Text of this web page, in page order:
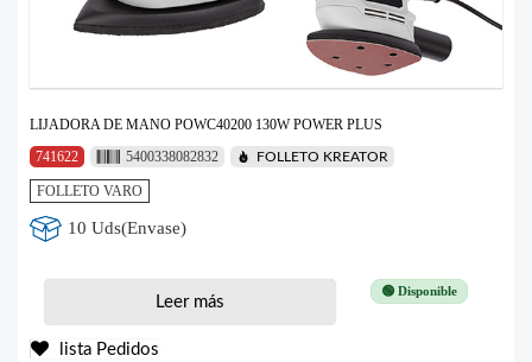
LIJADORA DE MANO POWC40200 130W POWER PLUS
741622
5400338082832 FOLLETO KREATOR
FOLLETO VARO
10 Uds(Envase)
🟢 Disponible
Leer más
lista Pedidos